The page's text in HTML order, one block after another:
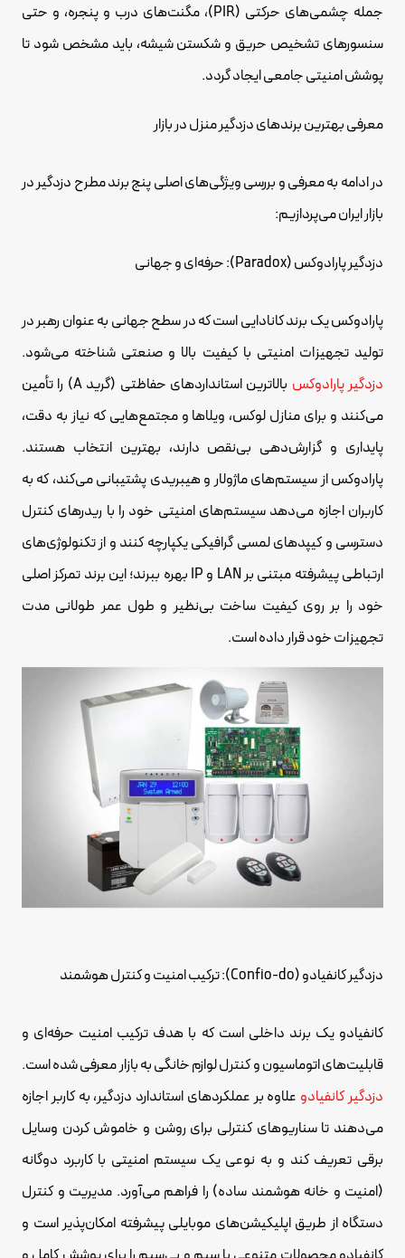
جمله چشمی‌های حرکتی (PIR)، مگنت‌های درب و پنجره، و حتی
سنسورهای تشخیص حریق و شکستن شیشه، باید مشخص شود تا
پوشش امنیتی جامعی ایجاد گردد.
معرفی بهترین برندهای دزدگیر منزل در بازار
در ادامه به معرفی و بررسی ویژگی‌های اصلی پنج برند مطرح دزدگیر در
بازار ایران می‌پردازیم:
دزدگیر پارادوکس (Paradox): حرفه‌ای و جهانی
پارادوکس یک برند کانادایی است که در سطح جهانی به عنوان رهبر در
تولید تجهیزات امنیتی با کیفیت بالا و صنعتی شناخته می‌شود.
دزدگیر پارادوکس
بالاترین استانداردهای حفاظتی (گرید A) را تأمین
می‌کنند و برای منازل لوکس، ویلاها و مجتمع‌هایی که نیاز به دقت،
پایداری و گزارش‌دهی بی‌نقص دارند، بهترین انتخاب هستند.
پارادوکس از سیستم‌های ماژولار و هیبریدی پشتیبانی می‌کند، که به
کاربران اجازه می‌دهد سیستم‌های امنیتی خود را با ریدرهای کنترل
دسترسی و کیپدهای لمسی گرافیکی یکپارچه کنند و از تکنولوژی‌های
ارتباطی پیشرفته مبتنی بر LAN و IP بهره ببرند؛ این برند تمرکز اصلی
خود را بر روی کیفیت ساخت بی‌نظیر و طول عمر طولانی مدت
تجهیزات خود قرار داده است.
دزدگیر کانفیادو (Confio-do): ترکیب امنیت و کنترل هوشمند
کانفیادو یک برند داخلی است که با هدف ترکیب امنیت حرفه‌ای و
قابلیت‌های اتوماسیون و کنترل لوازم خانگی به بازار معرفی شده است.
دزدگیر کانفیادو علاوه بر عملکردهای استاندارد دزدگیر، به کاربر اجازه
می‌دهند تا سناریوهای کنترلی برای روشن و خاموش کردن وسایل
برقی تعریف کند و به نوعی یک سیستم امنیتی با کاربرد دوگانه
(امنیت و خانه هوشمند ساده) را فراهم می‌آورد. مدیریت و کنترل
دستگاه از طریق اپلیکیشن‌های موبایلی پیشرفته امکان‌پذیر است و